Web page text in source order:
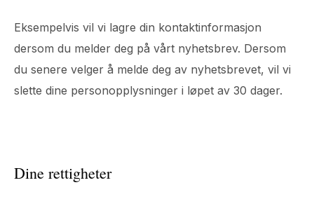
Eksempelvis vil vi lagre din kontaktinformasjon
dersom du melder deg på vårt nyhetsbrev. Dersom
du senere velger å melde deg av nyhetsbrevet, vil vi
slette dine personopplysninger i løpet av 30 dager.
Dine rettigheter